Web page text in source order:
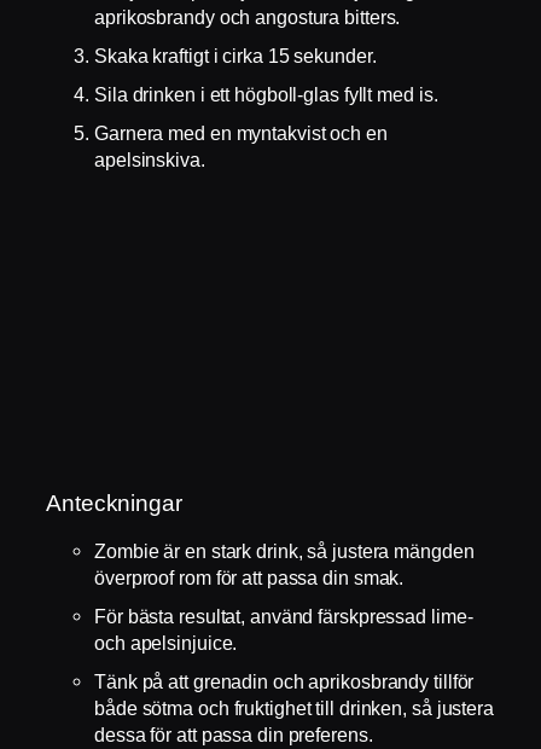
aprikosbrandy och angostura bitters.
Skaka kraftigt i cirka 15 sekunder.
Sila drinken i ett högboll-glas fyllt med is.
Garnera med en myntakvist och en
apelsinskiva.
Anteckningar
Zombie är en stark drink, så justera mängden
överproof rom för att passa din smak.
För bästa resultat, använd färskpressad lime-
och apelsinjuice.
Tänk på att grenadin och aprikosbrandy tillför
både sötma och fruktighet till drinken, så justera
dessa för att passa din preferens.